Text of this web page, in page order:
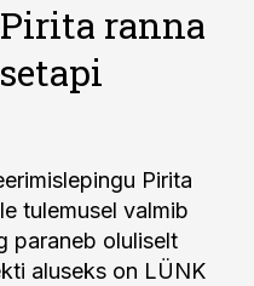
ranna
Pirita
tulemusel valmib
paraneb oluliselt
aluseks on LÜNK